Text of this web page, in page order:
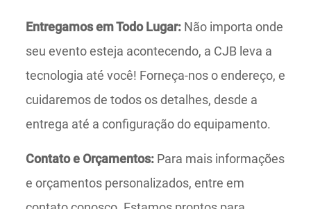
Entregamos em Todo Lugar:Não importa onde
seu evento esteja acontecendo, a CJB leva a
tecnologia até você! Forneça-nos o endereço, e
cuidaremos de todos os detalhes, desde a
entrega até a configuração do equipamento.
Contato e Orçamentos:Para mais informações
e orçamentos personalizados, entre em